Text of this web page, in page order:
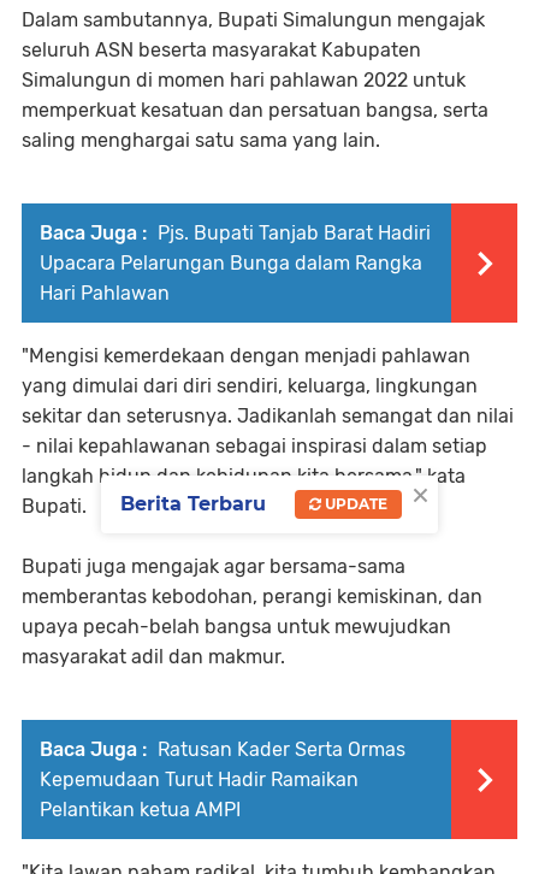
Dalam sambutannya, Bupati Simalungun mengajak
seluruh ASN beserta masyarakat Kabupaten
Simalungun di momen hari pahlawan 2022 untuk
memperkuat kesatuan dan persatuan bangsa, serta
saling menghargai satu sama yang lain.
Baca Juga : Pjs. Bupati Tanjab Barat Hadiri
Upacara Pelarungan Bunga dalam Rangka
Hari Pahlawan
"Mengisi kemerdekaan dengan menjadi pahlawan
yang dimulai dari diri sendiri, keluarga, lingkungan
sekitar dan seterusnya. Jadikanlah semangat dan nilai
- nilai kepahlawanan sebagai inspirasi dalam setiap
langkah hidup dan kehidupan kita bersama," kata
Bupati.
Bupati juga mengajak agar bersama-sama
memberantas kebodohan, perangi kemiskinan, dan
upaya pecah-belah bangsa untuk mewujudkan
masyarakat adil dan makmur.
Baca Juga : Ratusan Kader Serta Ormas
Kepemudaan Turut Hadir Ramaikan
Pelantikan ketua AMPI
×
Berita Terbaru UPDATE